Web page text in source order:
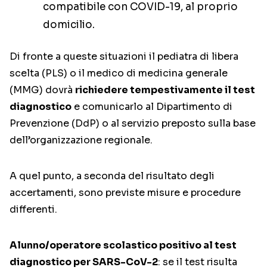
compatibile con COVID-19, al proprio
domicilio.
Di fronte a queste situazioni il pediatra di libera
scelta (PLS) o il medico di medicina generale
(MMG) dovrà richiedere tempestivamente il test
diagnostico e comunicarlo al Dipartimento di
Prevenzione (DdP) o al servizio preposto sulla base
dell’organizzazione regionale.
A quel punto, a seconda del risultato degli
accertamenti, sono previste misure e procedure
differenti.
Alunno/operatore scolastico positivo al test
diagnostico per SARS-CoV-2: se il test risulta